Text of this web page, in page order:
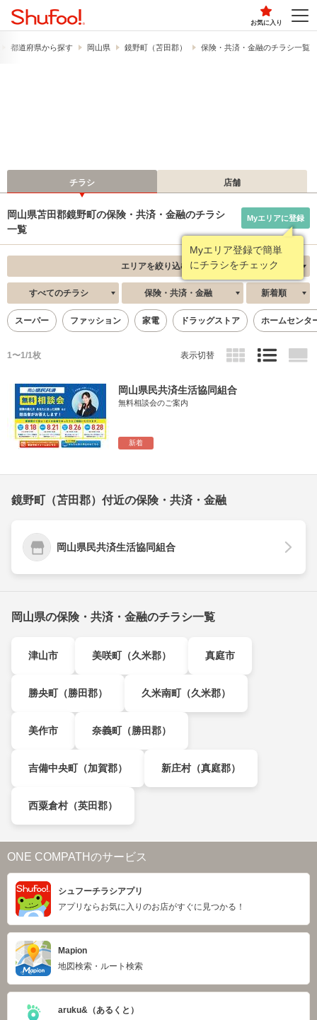
お気に入り
都道府県から探す 岡山県 鏡野町（苫田郡） 保険・共済・金融のチラシ一覧
チラシ 店舗
岡山県苫田郡鏡野町の保険・共済・金融のチラシ
一覧
Myエリア登録で簡単
にチラシをチェック
Myエリアに登録
エリアを絞り込む
すべてのチラシ 保険・共済・金融 新着順
スーパー ファッション 家電 ドラッグストア ホームセンタ
1〜1/1枚 表示切替
新着
岡山県民共済生活協同組合
無料相談会のご案内
鏡野町（苫田郡）付近の保険・共済・金融
岡山県民共済生活協同組合
岡山県の保険・共済・金融のチラシ一覧
津山市 美咲町（久米郡） 真庭市
勝央町（勝田郡） 久米南町（久米郡）
美作市 奈義町（勝田郡）
吉備中央町（加賀郡） 新庄村（真庭郡）
西粟倉村（英田郡）
ONE COMPATHのサービス
シュフーチラシアプリ
アプリならお気に入りのお店がすぐに見つかる！
Mapion
地図検索・ルート検索
aruku&（あるくと）